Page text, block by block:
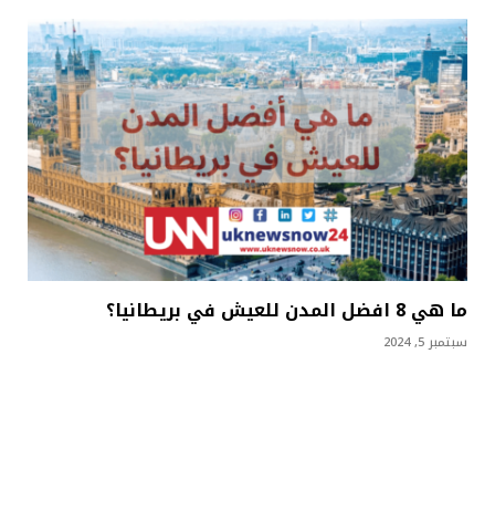
ما هي 8 افضل المدن للعيش في بريطانيا؟
سبتمبر 5, 2024